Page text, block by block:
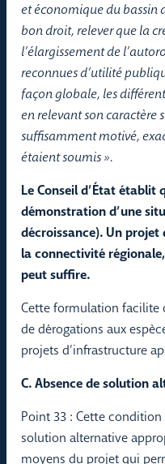
et économique du bassin
bon droit, relever que la
l’élargissement de
reconnues d’utilité
façon globale, les
en relevant son caractère
suffisamment motivé,
étaient soumis ».
Le Conseil d’État établit
démonstration d’une
décroissance). Un
la connectivité
peut suffire.
Cette formulation facilite
de dérogations aux
projets d’infrastructure
C. Absence de solution
Point 33 : Cette condition
solution alternative
moyens du projet qui